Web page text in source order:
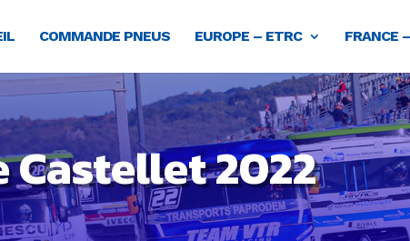
COMMANDE PNEUS EUROPE – ETRC FRANCE
Castellet 2022